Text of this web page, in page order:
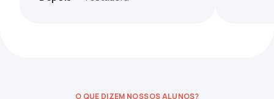
O QUE DIZEM NOSSOS ALUNOS?